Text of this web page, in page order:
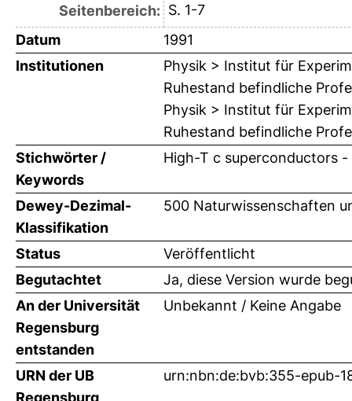
Seitenbereich: S. 1-7
Datum
1991
Institutionen
Physik > Institut für
Ruhestand befindliche
Physik > Institut für
Ruhestand befindliche
Stichwörter /
Keywords
High-T c superconductors
Dewey-Dezimal-
Klassifikation
500 Naturwissenschaften
Status
Veröffentlicht
Begutachtet
Ja, diese Version wurde
An der Universität
Regensburg
entstanden
Unbekannt / Keine Angabe
URN der UB
Regensburg
urn:nbn:de:bvb:355-epub-